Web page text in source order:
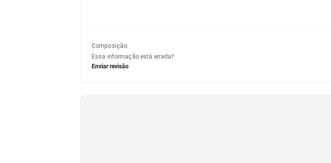
Composição:
Essa informação está errada?
Enviar revisão